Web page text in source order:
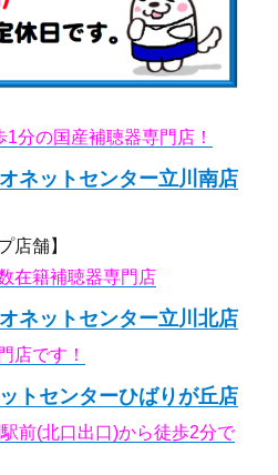
分の国産補聴器専門店！
ネットセンター立川南店
店舗】
在籍補聴器専門店
ネットセンター立川北店
店です！
トセンターひばりが丘店
前(北口出口)から徒歩2分で